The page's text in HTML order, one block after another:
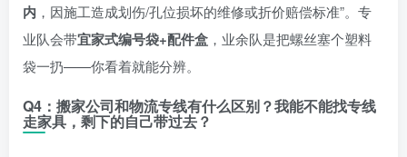
内 ，因施工造成划伤/孔位损坏的维修或折价赔偿标准”。专
业队会带宜家式编号袋+配件盒 ，业余队是把螺丝塞个塑料
袋一扔——你看着就能分辨。
Q4：搬家公司和物流专线有什么区别？我能不能找专线
走家具，剩下的自己带过去？